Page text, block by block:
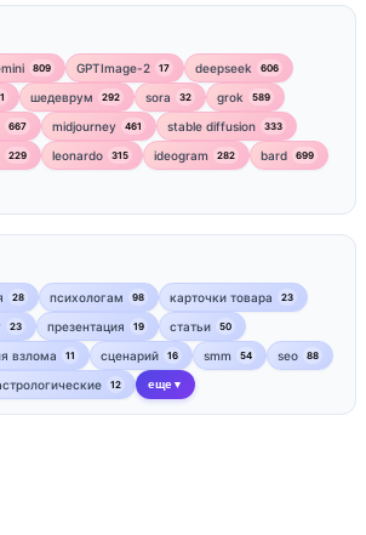
809 GPTImage-2 17 deepseek 606
шедеврум 292 sora 32 grok 589
667 midjourney 461 stable diffusion 333
229 leonardo 315 ideogram 282 bard 699
28 психологам 98 карточки товара 23
23 презентация 19 статьи 50
взлома 11 сценарий 16 smm 54 seo 88
12 еще ▼